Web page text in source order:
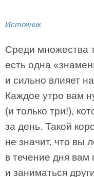
Источник
Среди множества
есть одна
и сильно влияет
Каждое утро вам
(и только три!),
за день. Такой
не значит, что вы
в течение дня вам
и заниматься